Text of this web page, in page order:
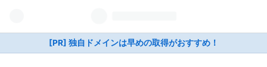
[PR] 独自ドメインは早めの取得がおすすめ！